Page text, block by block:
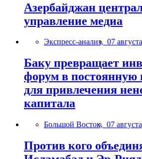
Азербайджан
управление медиа
Экспресс-анализ, 07
Баку превращает
форум в постоянную
для привлечения
капитала
Большой Восток, 07
Против кого